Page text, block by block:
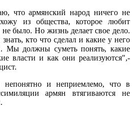
что армянский народ ничего не
из общества, которое любит
не было. Но жизнь делает свое дело.
кто что сделал и какие у него
Мы должны суметь понять, какие
власти и как они реализуются",-
и неприемлемо, что в
армян втягиваются не